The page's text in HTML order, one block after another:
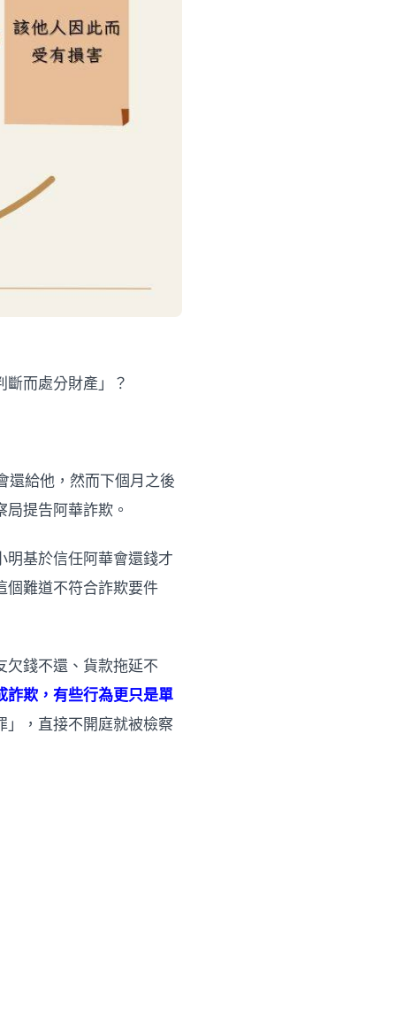
而處分財產」？
還給他，然而下個月之後
提告阿華詐欺。
明基於信任阿華會還錢才
個難道不符合詐欺要件
欠錢不還、貨款拖延不
詐欺，有些行為更只是單
」，直接不開庭就被檢察